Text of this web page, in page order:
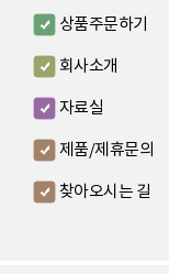
상품주문하기
회사소개
자료실
제품/제휴문의
찾아오시는 길